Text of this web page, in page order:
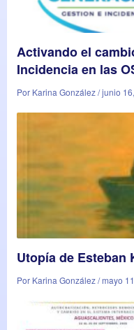
Activando el
Incidencia en las
Por Karina González / junio
Utopía de Esteban
Por Karina González / mayo